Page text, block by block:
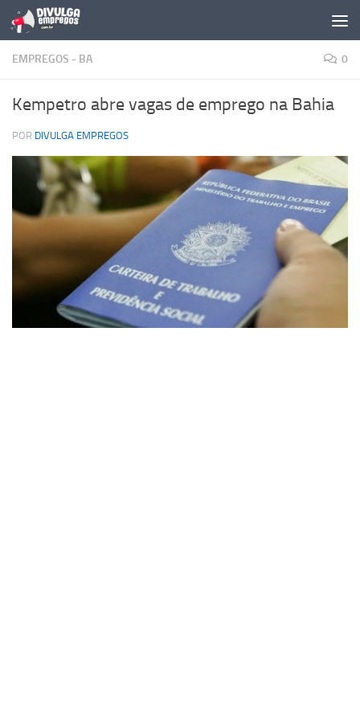
Skip to content
EMPREGOS - BA 0
Kempetro abre vagas de emprego na Bahia
POR DIVULGA EMPREGOS